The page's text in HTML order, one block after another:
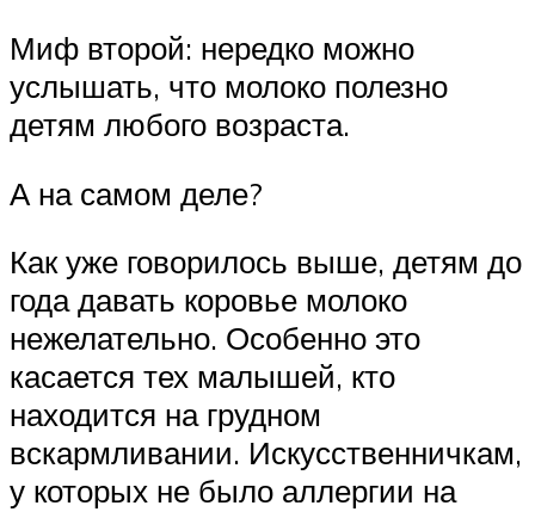
Миф второй: нередко можно
услышать, что молоко полезно
детям любого возраста.
А на самом деле?
Как уже говорилось выше, детям до
года давать коровье молоко
нежелательно. Особенно это
касается тех малышей, кто
находится на грудном
вскармливании. Искусственничкам,
у которых не было аллергии на